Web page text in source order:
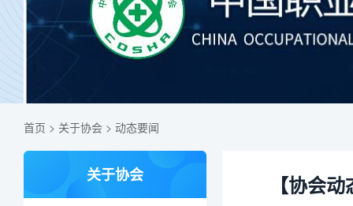
首页 > 关于协会 > 动态要闻
关于协会 【协会